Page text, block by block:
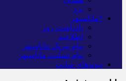
یزد
*ماناسپهر
یادداشت روز
اطلاعیه
پیام تبریک ماناسپهر
پیام تسلیت ماناسپهر
پیوندهای سایت